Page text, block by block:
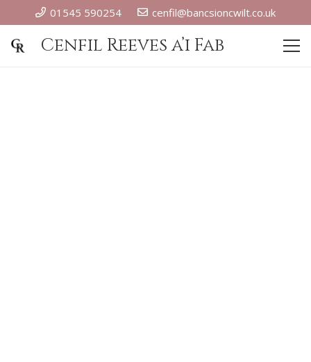
01545 590254 cenfil@bancsioncwilt.co.uk
Cenfil Reeves a’i Fab